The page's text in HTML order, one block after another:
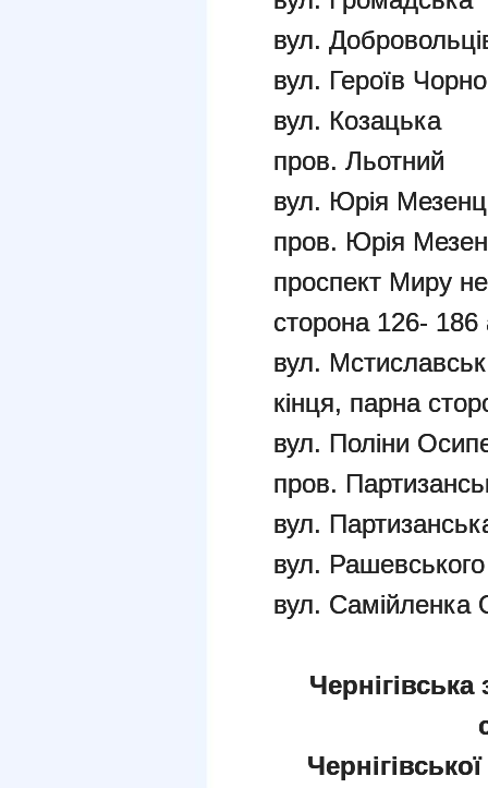
вул.
вул. Героїв
вул. Козацька
пров. Льотний
вул. Юрія
пров. Юрія
проспект Миру
сторона 126- 186
вул.
кінця, парна
вул. Поліни
пров.
вул.
вул. Рашевського
вул. Самійленка
Чернігівська